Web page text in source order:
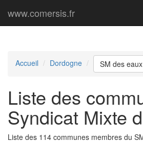
www.comersis.fr
Accueil Dordogne SM des eaux
Liste des
Syndicat Mixte
Liste des 114 communes membres du